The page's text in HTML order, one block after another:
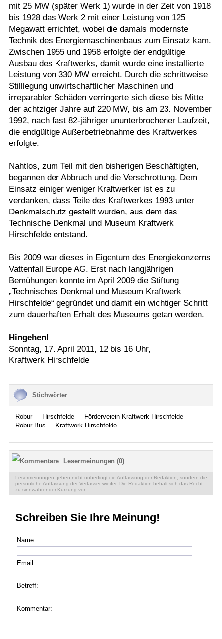
mit 25 MW (später Werk 1) wurde in der Zeit von 1918
bis 1928 das Werk 2 mit einer Leistung von 125
Megawatt errichtet, wobei die damals modernste
Technik des Energiemaschinenbaus zum Einsatz kam.
Zwischen 1955 und 1958 erfolgte der endgültige
Ausbau des Kraftwerks, damit wurde eine installierte
Leistung von 330 MW erreicht. Durch die schrittweise
Stilllegung unwirtschaftlicher Maschinen und
irreparabler Schäden verringerte sich diese bis Mitte
der achtziger Jahre auf 220 MW, bis am 23. November
1992, nach fast 82-jähriger ununterbrochener Laufzeit,
die endgültige Außerbetriebnahme des Kraftwerkes
erfolgte.
Nahtlos, zum Teil mit den bisherigen Beschäftigten,
begannen der Abbruch und die Verschrottung. Dem
Einsatz einiger weniger Kraftwerker ist es zu
verdanken, dass Teile des Kraftwerkes 1993 unter
Denkmalschutz gestellt wurden, aus dem das
Technische Denkmal und Museum Kraftwerk
Hirschfelde entstand.
Bis 2009 war dieses in Eigentum des Energiekonzerns
Vattenfall Europe AG. Erst nach langjährigen
Bemühungen konnte im April 2009 die Stiftung
„Technisches Denkmal und Museum Kraftwerk
Hirschfelde“ gegründet und damit ein wichtiger Schritt
zum dauerhaften Erhalt des Museums getan werden.
Hingehen!
Sonntag, 17. April 2011, 12 bis 16 Uhr,
Kraftwerk Hirschfelde
Stichwörter
Robur Hirschfelde
Förderverein Kraftwerk Hirschfelde
Robur-Bus
Kraftwerk Hirschfelde
Lesermeinungen (0)
Lesermeinungen geben nicht unbedingt die Auffassung der Redaktion, sondern die
persönliche Auffassung der Verfasser wieder. Die Redaktion behält sich das Recht
zu sinnwahrender Kürzung vor.
Schreiben Sie Ihre Meinung!
Name:
Email:
Betreff:
Kommentar: